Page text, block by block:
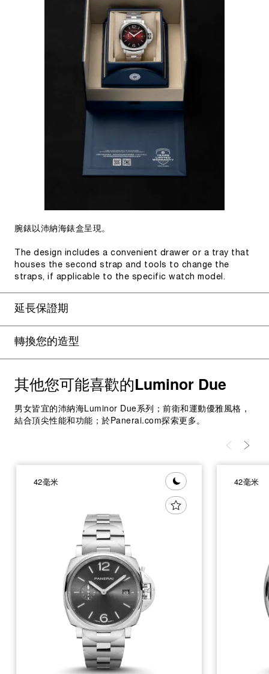
腕錶以沛納海錶盒呈現。
The design includes a convenient drawer or a tray that
houses the second strap and tools to change the
straps, if applicable to the specific watch model.
延長保證期
轉換您的造型
其他您可能喜歡的Luminor Due
男女皆宜的沛納海Luminor Due系列；前衛和運動優雅風格，
結合頂尖性能和功能；於Panerai.com探索更多。
42毫米 42毫米